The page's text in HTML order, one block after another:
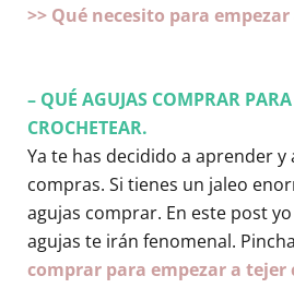
>> Qué necesito para
– QUÉ AGUJAS COMPRAR
CROCHETEAR.
Ya te has decidido a aprender y
compras. Si tienes un jaleo
agujas comprar. En este post
agujas te irán fenomenal.
comprar para empezar a tejer